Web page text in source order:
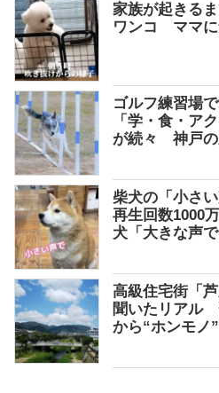
家族が起きる
ワンコ ママに
ゴルフ練習場
「学・食・ア
が続々 神戸の
柴犬の「小さ
再生回数1000
犬「大きな声
高級住宅街「
聞いたリアル
から“ホンモノ